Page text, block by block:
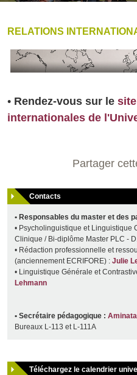
RELATIONS
• Rendez-vous sur le
internationales de
Partager
Contacts
• Responsables du master et des
• Psycholinguistique et Linguistique
Clinique / Bi-diplôme Master PLC -
• Rédaction professionnelle et
(anciennement ECRIFORE) : Julie
• Linguistique Générale et
Lehmann
• Secrétaire pédagogique :
Bureaux L-113 et L-111A
Téléchargez le calendrier